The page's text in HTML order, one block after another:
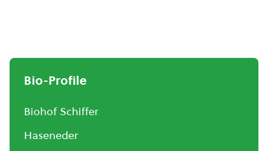
Bio-Profile
Biohof Schiffer
Haseneder